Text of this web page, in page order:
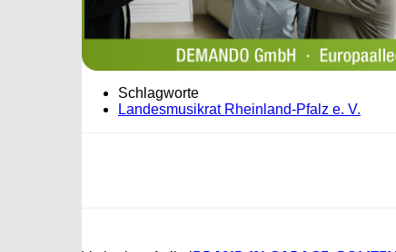
Schlagworte
Landesmusikrat Rheinland-Pfalz e. V.